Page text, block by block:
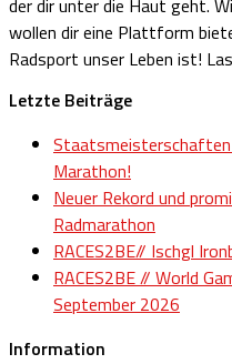
der dir unter die Haut geht.
wollen dir eine Plattform
Radsport unser Leben ist!
Letzte Beiträge
Marathon!
Neuer Rekord und
Radmarathon
RACES2BE// Ischgl
RACES2BE // World
September 2026
Information